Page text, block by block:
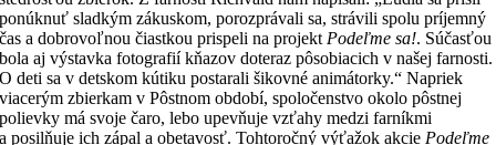
ponúknuť sladkým zákuskom, porozprávali sa, strávili spolu príjemný
čas a dobrovoľnou čiastkou prispeli na projekt Podeľme sa!. Súčasťou
bola aj výstavka fotografií kňazov doteraz pôsobiacich v našej farnosti.
O deti sa v detskom kútiku postarali šikovné animátorky.“ Napriek
viacerým zbierkam v Pôstnom období, spoločenstvo okolo pôstnej
polievky má svoje čaro, lebo upevňuje vzťahy medzi farníkmi
a posilňuje ich zápal a obetavosť. Tohtoročný výťažok akcie Podeľme